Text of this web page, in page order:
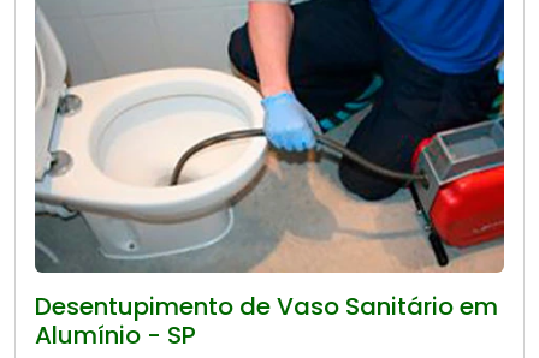
Desentupimento de Vaso Sanitário em
Alumínio - SP